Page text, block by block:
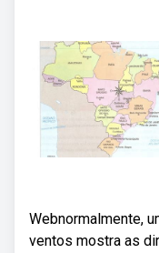
Webnormalmente,
ventos mostra as